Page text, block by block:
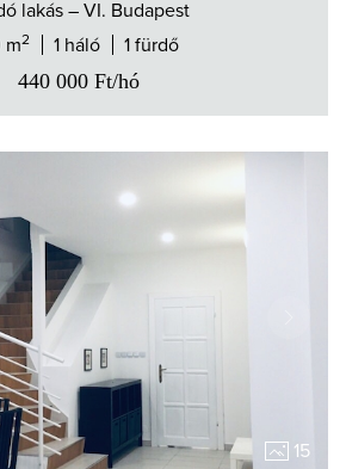
lakás – VI. Budapest
m2 1 háló 1 fürdő
440 000 Ft/hó
15